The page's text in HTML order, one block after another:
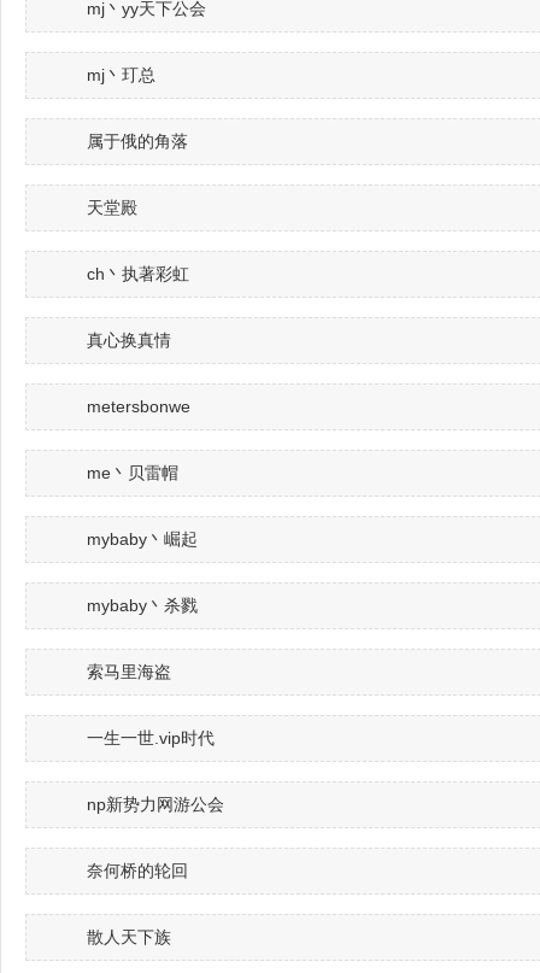
mj丶yy天下公会
mj丶玎总
属于俄的角落
天堂殿
ch丶执著彩虹
真心换真情
metersbonwe
me丶贝雷帽
mybaby丶崛起
mybaby丶杀戮
索马里海盗
一生一世.vip时代
np新势力网游公会
奈何桥的轮回ゝ
散人天下族